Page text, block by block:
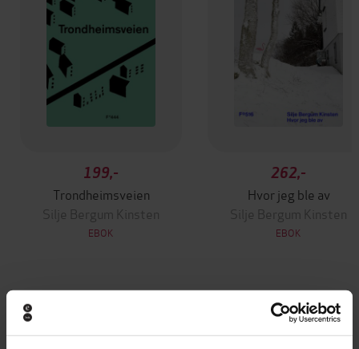
199,-
Trondheimsveien
Silje Bergum Kinsten
EBOK
262,-
Hvor jeg ble av
Silje Bergum Kinsten
EBOK
Andre har også kjøpt